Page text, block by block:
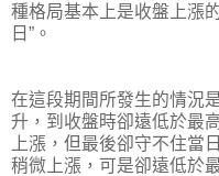
種格局基本上是收盤上漲
日”。
在這段期間所發生的情況
升，到收盤時卻遠低於最
上漲，但最後卻守不住當
稍微上漲，可是卻遠低於